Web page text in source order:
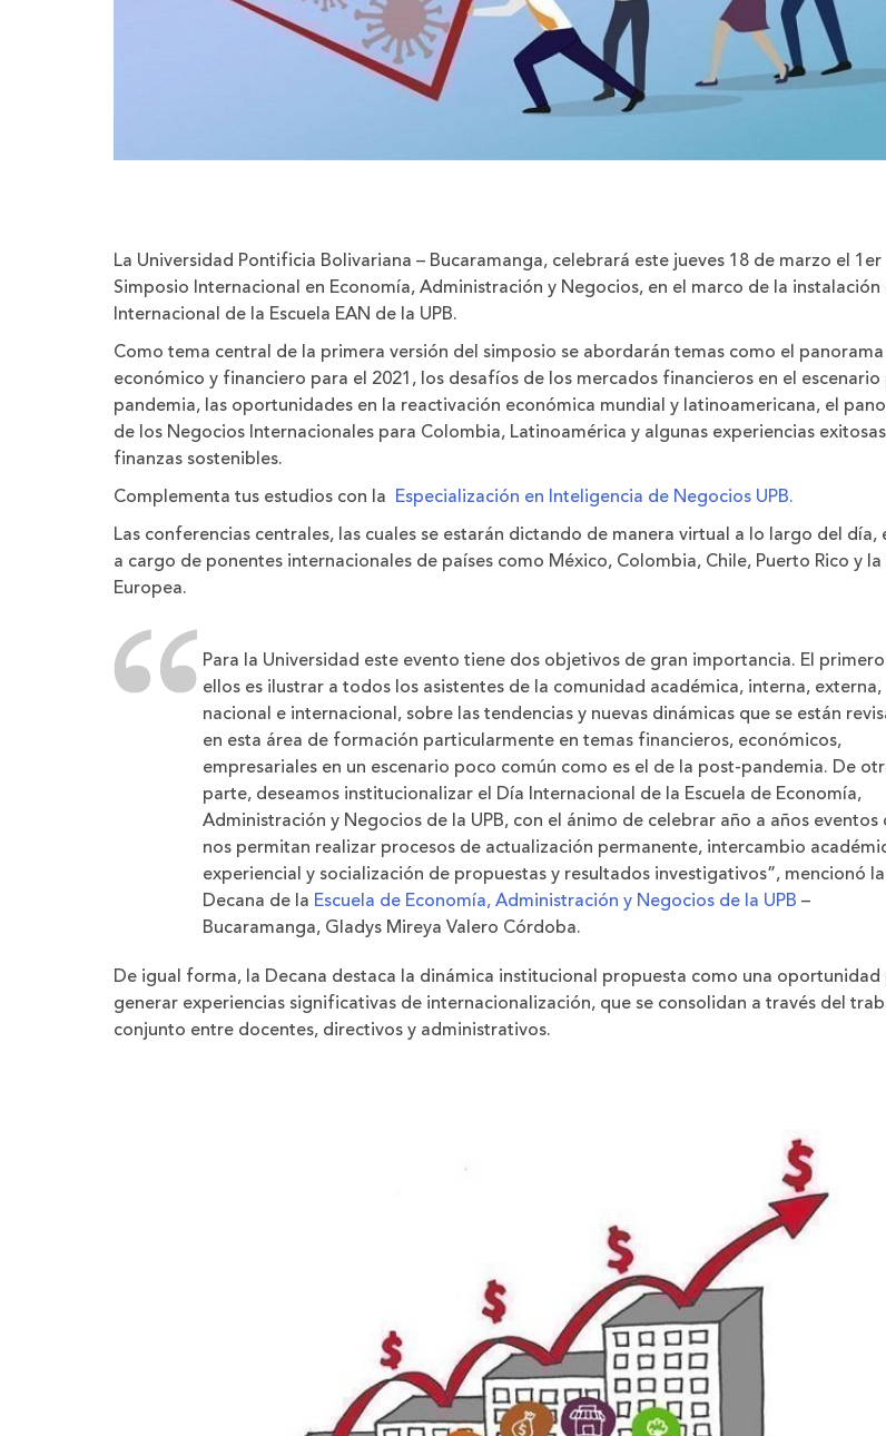
La Universidad Pontificia Bolivariana – Bucaramanga, celebrará este jueves 18 de marzo el 1er
Simposio Internacional en Economía, Administración y Negocios, en el marco de la instalación
Internacional de la Escuela EAN de la UPB.
Como tema central de la primera versión del simposio se abordarán temas como el panorama
económico y financiero para el 2021, los desafíos de los mercados financieros en el
pandemia, las oportunidades en la reactivación económica mundial y latinoamericana, el
de los Negocios Internacionales para Colombia, Latinoamérica y algunas experiencias
finanzas sostenibles.
Complementa tus estudios con la Especialización en Inteligencia de Negocios UPB.
Las conferencias centrales, las cuales se estarán dictando de manera virtual a lo largo del día,
a cargo de ponentes internacionales de países como México, Colombia, Chile, Puerto Rico y la
Europea.
Para la Universidad este evento tiene dos objetivos de gran importancia. El
ellos es ilustrar a todos los asistentes de la comunidad académica, interna, externa,
nacional e internacional, sobre las tendencias y nuevas dinámicas que se están
en esta área de formación particularmente en temas financieros, económicos,
empresariales en un escenario poco común como es el de la post-pandemia. De
parte, deseamos institucionalizar el Día Internacional de la Escuela de Economía,
Administración y Negocios de la UPB, con el ánimo de celebrar año a años eventos
nos permitan realizar procesos de actualización permanente, intercambio
experiencial y socialización de propuestas y resultados investigativos”, mencionó la
Decana de la Escuela de Economía, Administración y Negocios de la UPB –
Bucaramanga, Gladys Mireya Valero Córdoba.
De igual forma, la Decana destaca la dinámica institucional propuesta como una oportunidad
generar experiencias significativas de internacionalización, que se consolidan a través del
conjunto entre docentes, directivos y administrativos.